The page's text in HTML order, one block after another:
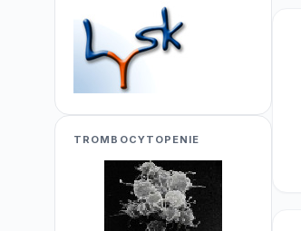
TROMBOCYTOPENIE